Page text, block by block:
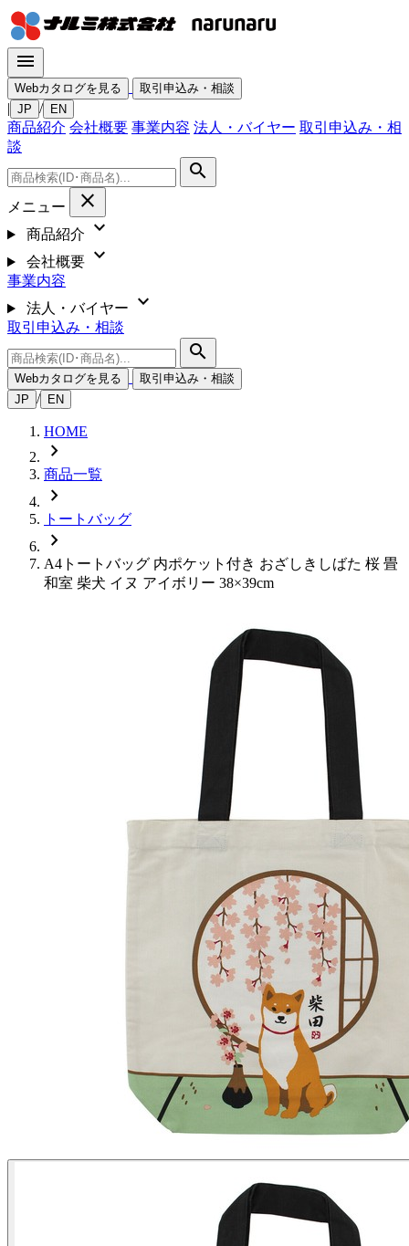
menu
Webカタログを見る 取引申込み・相談
| JP / EN
商品紹介 会社概要 事業内容 法人・バイヤー 取引申込み・相
談
search
メニュー close
商品紹介 expand_more
会社概要 expand_more
事業内容
法人・バイヤー
expand_more
取引申込み・相談
search
Webカタログを見る
取引申込み・相談
JP / EN
HOME
chevron_right
商品一覧
chevron_right
トートバッグ
chevron_right
A4トートバッグ 内ポケット付き おざしきしばた 桜 畳
和室 柴犬 イヌ アイボリー 38×39cm